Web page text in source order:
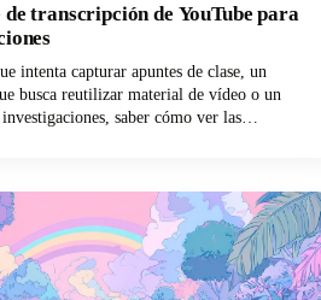
transcripción de YouTube para
intenta capturar apuntes de clase, un
busca reutilizar material de vídeo o un
saber cómo ver las